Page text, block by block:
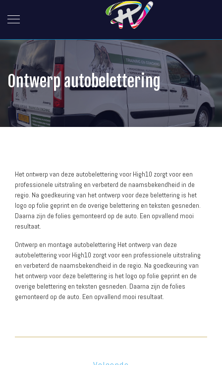
Ontwerp autobelettering
Het ontwerp van deze autobelettering voor High10 zorgt voor een
professionele uitstraling en verbeterd de naamsbekendheid in de
regio. Na goedkeuring van het ontwerp voor deze belettering is het
logo op folie geprint en de overige belettering en teksten gesneden.
Daarna zijn de folies gemonteerd op de auto. Een opvallend mooi
resultaat.
Ontwerp en montage autobelettering Het ontwerp van deze
autobelettering voor High10 zorgt voor een professionele uitstraling
en verbeterd de naamsbekendheid in de regio. Na goedkeuring van
het ontwerp voor deze belettering is het logo op folie geprint en de
overige belettering en teksten gesneden. Daarna zijn de folies
gemonteerd op de auto. Een opvallend mooi resultaat.